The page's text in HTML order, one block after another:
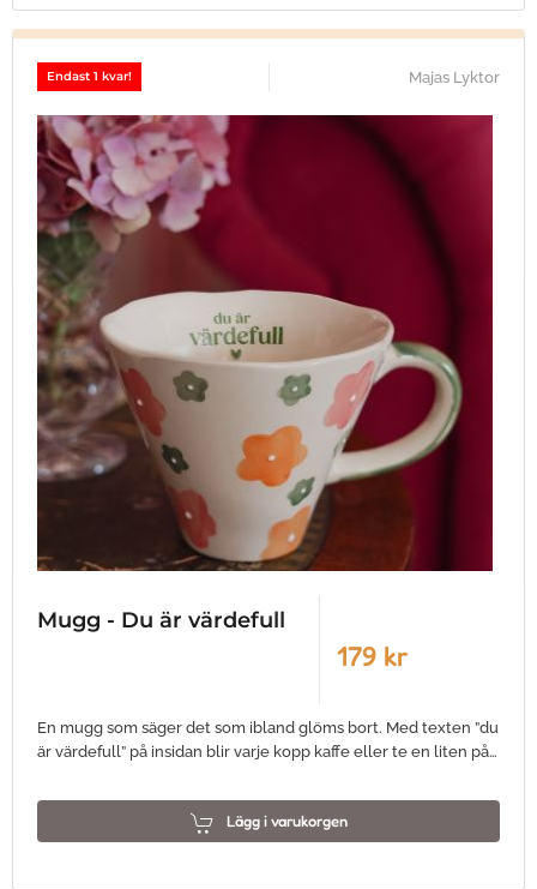
Endast 1 kvar! Majas Lyktor
Mugg - Du är värdefull
179 kr
En mugg som säger det som ibland glöms bort. Med texten ”du
är värdefull” på insidan blir varje kopp kaffe eller te en liten på…
Lägg i varukorgen